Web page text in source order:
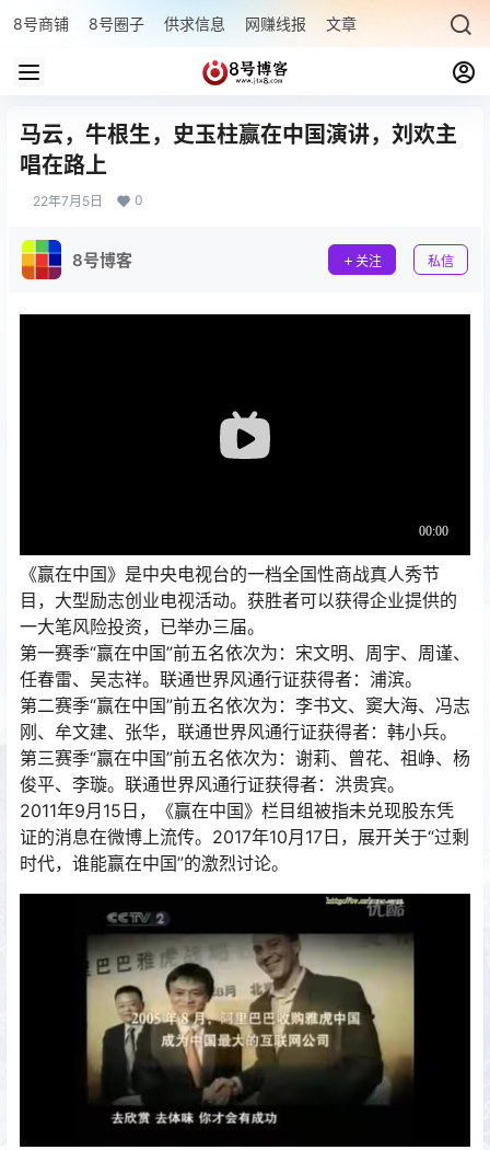
8号商铺 8号圈子 供求信息 网赚线报 文章专题 最新文章
马云，牛根生，史玉柱赢在中国演讲，刘欢主
唱在路上
22年7月5日 0
8号博客 关注 私信
《赢在中国》是中央电视台的一档全国性商战真人秀节
目，大型励志创业电视活动。获胜者可以获得企业提供的
一大笔风险投资，已举办三届。
第一赛季“赢在中国”前五名依次为：宋文明、周宇、周谨、
任春雷、吴志祥。联通世界风通行证获得者：浦滨。
第二赛季“赢在中国”前五名依次为：李书文、窦大海、冯志
刚、牟文建、张华，联通世界风通行证获得者：韩小兵。
第三赛季“赢在中国”前五名依次为：谢莉、曾花、祖峥、杨
俊平、李璇。联通世界风通行证获得者：洪贵宾。
2011年9月15日，《赢在中国》栏目组被指未兑现股东凭
证的消息在微博上流传。2017年10月17日，展开关于“过剩
时代，谁能赢在中国”的激烈讨论。